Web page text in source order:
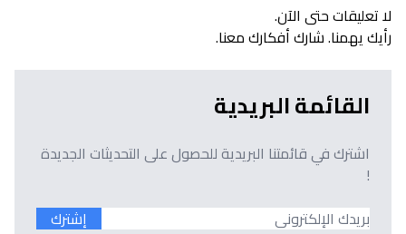
لا تعليقات حتى الآن.
رأيك يهمنا. شارك أفكارك معنا.
القائمة البريدية
اشترك في قائمتنا البريدية للحصول على التحديثات الجديدة
!
إشترك